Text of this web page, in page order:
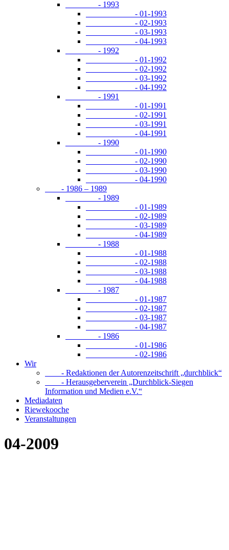
- 1993
- 01-1993
- 02-1993
- 03-1993
- 04-1993
- 1992
- 01-1992
- 02-1992
- 03-1992
- 04-1992
- 1991
- 01-1991
- 02-1991
- 03-1991
- 04-1991
- 1990
- 01-1990
- 02-1990
- 03-1990
- 04-1990
- 1986 – 1989
- 1989
- 01-1989
- 02-1989
- 03-1989
- 04-1989
- 1988
- 01-1988
- 02-1988
- 03-1988
- 04-1988
- 1987
- 01-1987
- 02-1987
- 03-1987
- 04-1987
- 1986
- 01-1986
- 02-1986
Wir
- Redaktionen der Autorenzeitschrift „durchblick“
- Herausgeberverein „Durchblick-Siegen
Information und Medien e.V.“
Mediadaten
Riewekooche
Veranstaltungen
04-2009